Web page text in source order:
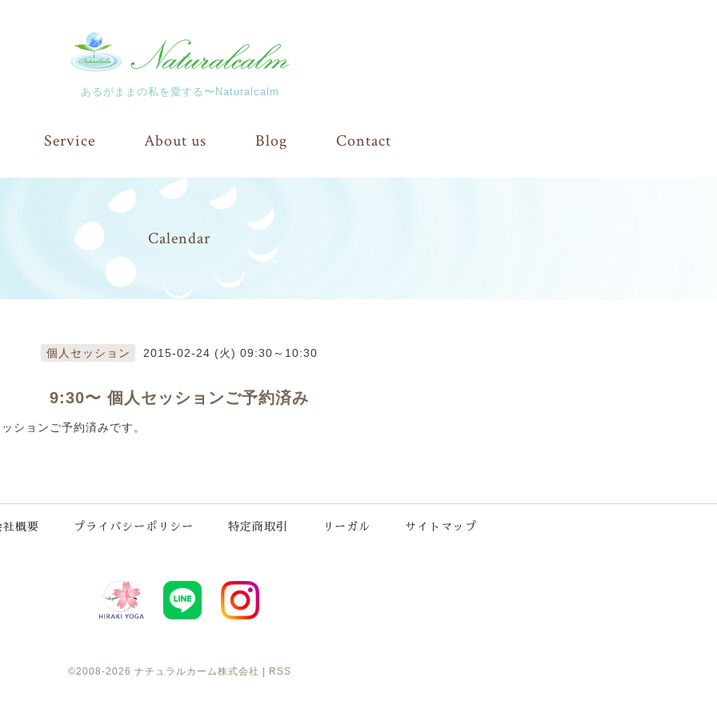
あるがままの私を愛する〜Naturalcalm
Service About us Blog Contact
Calendar
個人セッション 2015-02-24 (火) 09:30～10:30
9:30〜 個人セッションご予約済み
ションご予約済みです。
社概要 プライバシーポリシー 特定商取引 リーガル サイトマップ
©2008-2026 ナチュラルカーム株式会社 | RSS